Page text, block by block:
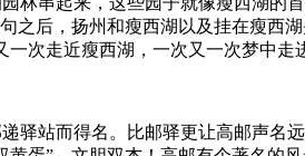
之后，扬州和瘦西湖以及挂在瘦西
次走近瘦西湖，一次又一次梦中走
驿站而得名。比邮驿更让高邮声